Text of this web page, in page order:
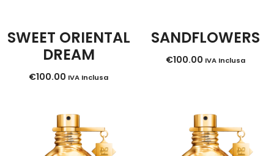
SWEET ORIENTAL
DREAM
€100.00 IVA Inclusa
SANDFLOWERS
€100.00 IVA Inclusa